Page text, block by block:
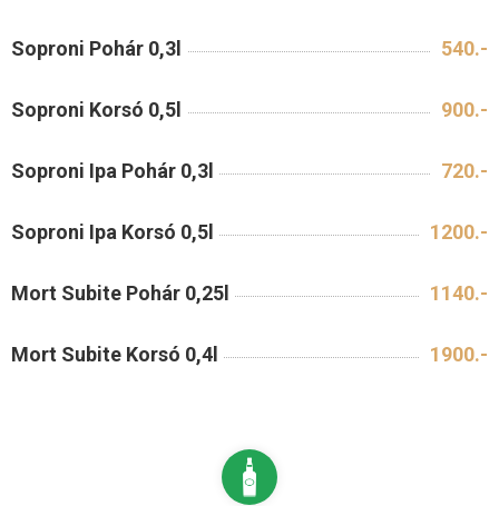
Soproni Pohár 0,3l 540.-
Soproni Korsó 0,5l 900.-
Soproni Ipa Pohár 0,3l 720.-
Soproni Ipa Korsó 0,5l 1200.-
Mort Subite Pohár 0,25l 1140.-
Mort Subite Korsó 0,4l 1900.-